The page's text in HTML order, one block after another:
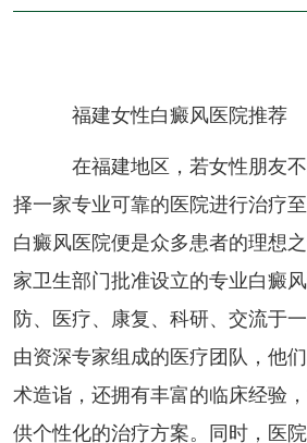
福建女性白癜风医院推荐
在福建地区，若女性朋友不
择一家专业可靠的医院进行治疗
白癜风医院便是众多患者的理想
家卫生部门批准设立的专业白癜
防、医疗、康复、科研、交流于
由资深专家组成的医疗团队，他
术造诣，还拥有丰富的临床经验
供个性化的治疗方案。同时，医